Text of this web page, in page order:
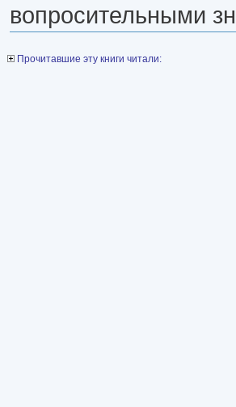
вопросительными
Прочитавшие эту книги читали: